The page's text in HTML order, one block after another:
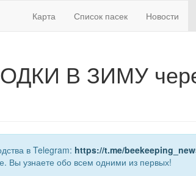
Карта Список пасек Новости
В ЗИМУ
в Telegram: https://t.me/
Вы узнаете обо всем одними из первых!